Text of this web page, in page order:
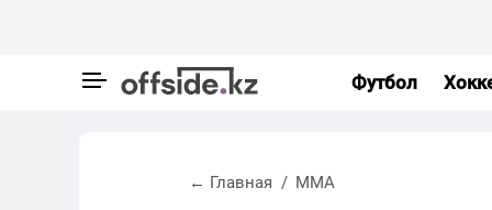
Футбол
← Главная MMA